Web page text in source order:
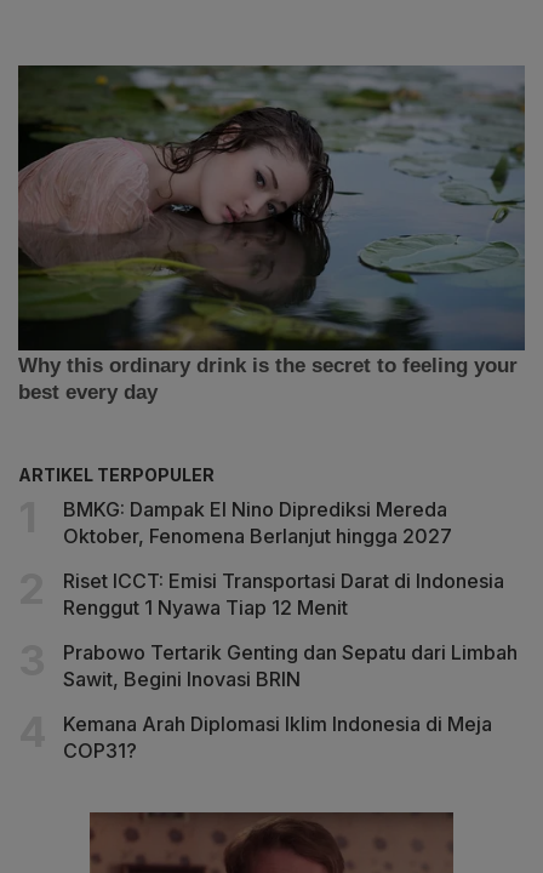
ARTIKEL TERPOPULER
BMKG: Dampak El Nino Diprediksi Mereda
Oktober, Fenomena Berlanjut hingga 2027
Riset ICCT: Emisi Transportasi Darat di Indonesia
Renggut 1 Nyawa Tiap 12 Menit
Prabowo Tertarik Genting dan Sepatu dari Limbah
Sawit, Begini Inovasi BRIN
Kemana Arah Diplomasi Iklim Indonesia di Meja
COP31?